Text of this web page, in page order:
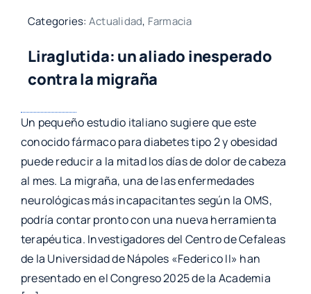
Categories: Actualidad, Farmacia
Liraglutida: un aliado inesperado
contra la migraña
Un pequeño estudio italiano sugiere que este
conocido fármaco para diabetes tipo 2 y obesidad
puede reducir a la mitad los días de dolor de cabeza
al mes. La migraña, una de las enfermedades
neurológicas más incapacitantes según la OMS,
podría contar pronto con una nueva herramienta
terapéutica. Investigadores del Centro de Cefaleas
de la Universidad de Nápoles «Federico II» han
presentado en el Congreso 2025 de la Academia